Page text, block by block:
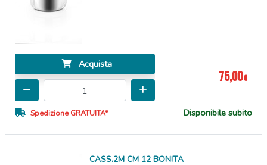
Acquista
75,00€
Spedizione GRATUITA* Disponibile subito
CASS.2M CM 12 BONITA